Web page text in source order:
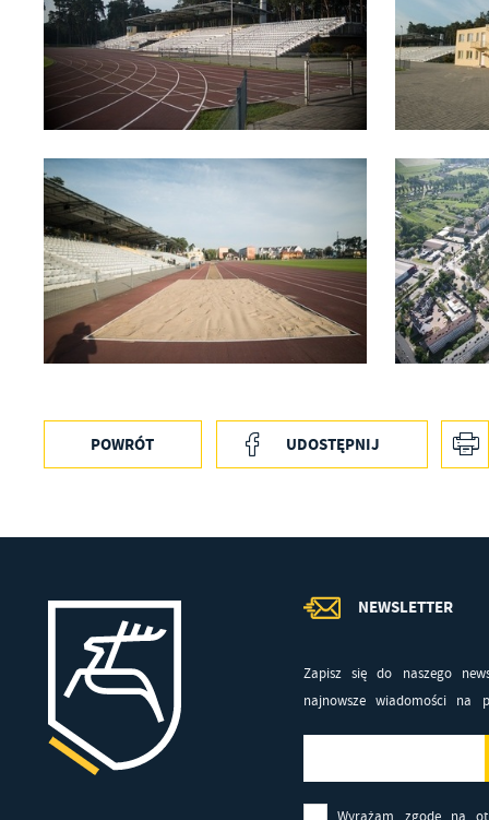
POWRÓT UDOSTĘPNIJ
NEWSLETTER
Zapisz się do naszego
najnowsze wiadomości na
Wyrażam zgodę na